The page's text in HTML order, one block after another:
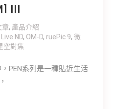
III
章, 產品介紹
Live ND, OM-D, ruePic 9, 微
空對焦
PEN系列是一種貼近生活